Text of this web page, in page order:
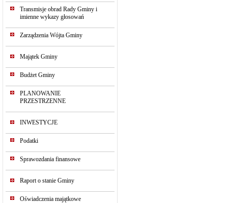
Transmisje obrad Rady Gminy i
imienne wykazy głosowań
Zarządzenia Wójta Gminy
Majątek Gminy
Budżet Gminy
PLANOWANIE
PRZESTRZENNE
INWESTYCJE
Podatki
Sprawozdania finansowe
Raport o stanie Gminy
Oświadczenia majątkowe